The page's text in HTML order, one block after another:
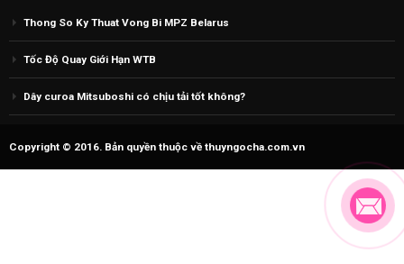
Thong So Ky Thuat Vong Bi MPZ Belarus
Tốc Độ Quay Giới Hạn WTB
Dây curoa Mitsuboshi có chịu tải tốt không?
Copyright © 2016. Bản quyền thuộc về thuyngocha.com.vn